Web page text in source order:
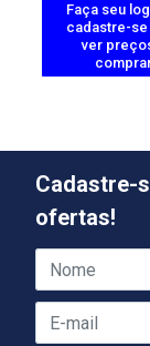
Faça seu
cadastre-se
ver
Cadastre-
ofertas!